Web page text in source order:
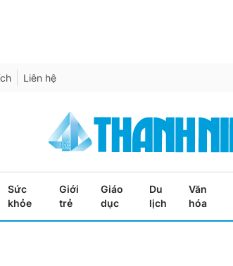
Liên hệ
Sức
khỏe
Giới
trẻ
Giáo
dục
Du
lịch
Văn
hóa